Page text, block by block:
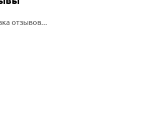
отзывов...